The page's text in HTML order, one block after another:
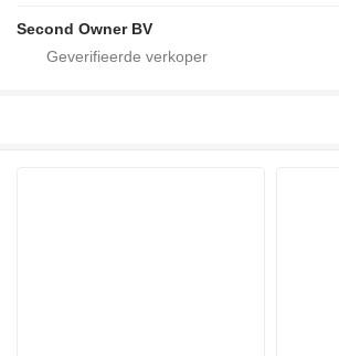
Second Owner BV